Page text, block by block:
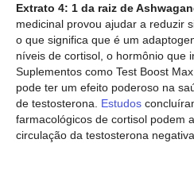
Extrato 4: 1 da raiz de
medicinal provou ajudar a reduzir
o que significa que é um
níveis de cortisol, o hormônio que
Suplementos como Test Boost
pode ter um efeito poderoso na
de testosterona.
Estudos
farmacológicos de cortisol podem
circulação da testosterona